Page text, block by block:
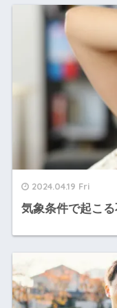
2024.04.19 Fri
気象条件で起こ